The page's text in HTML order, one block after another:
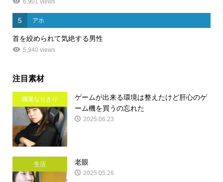
6,901 views
5 アホ
首を絞められて気絶する男性
5,940 views
注目素材
職業なりきり
ゲームが出来る環境は整えたけど肝心のゲ
ーム機を買うの忘れた
2025.06.23
生活 老眼
2025.05.26